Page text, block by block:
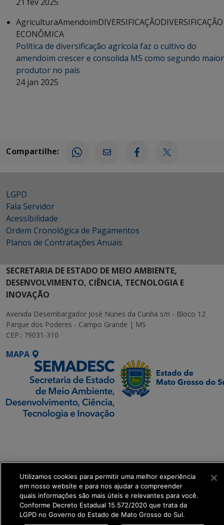
AgriculturaAmendoimDIVERSIFICAÇÃODIVERSIFICAÇÃO
ECONÔMICA
Política de diversificação agrícola faz o cultivo do
amendoim crescer e consolida MS como segundo maior
produtor no país
24 jan 2025
Compartilhe:
LGPD
Fala Servidor
Acessibilidade
Ordem Cronológica de Pagamentos
Planos de Contratações Anuais
SECRETARIA DE ESTADO DE MEIO AMBIENTE,
DESENVOLVIMENTO, CIÊNCIA, TECNOLOGIA E
INOVAÇÃO
Avenida Desembargador José Nunes da Cunha s/n - Bloco 12
Parque dos Poderes - Campo Grande | MS
CEP.: 79031-310
MAPA
get_footer();
Utilizamos cookies para permitir uma melhor experiência
em nosso website e para nos ajudar a compreender
quais informações são mais úteis e relevantes para você.
Conforme Decreto Estadual 15.572/2020 que trata da
LGPD no Governo do Estado de Mato Grosso do Sul.